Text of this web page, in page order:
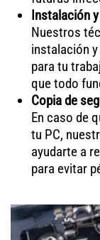
Instalación
Nuestros
instalación
para tu
que todo
Copia de
En caso de
tu PC,
ayudarte a
para evitar